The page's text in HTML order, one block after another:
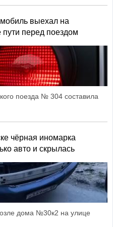
выехал на
перед поездом
поезда № 304 составила
чёрная иномарка
авто и скрылась
дома №30к2 на улице